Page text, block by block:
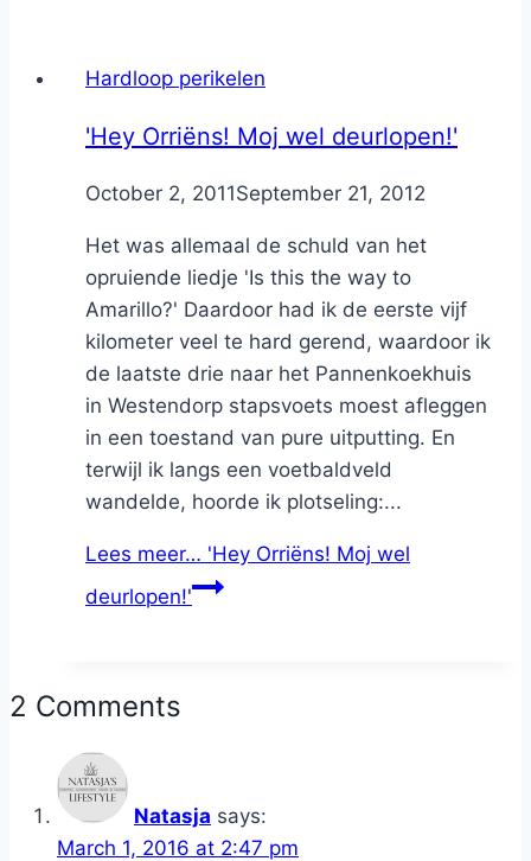
Hardloop perikelen
'Hey Orriëns! Moj wel deurlopen!'
ByNicole
October 2, 2011September 21, 2012
Het was allemaal de schuld van het
opruiende liedje 'Is this the way to
Amarillo?' Daardoor had ik de eerste vijf
kilometer veel te hard gerend, waardoor ik
de laatste drie naar het Pannenkoekhuis
in Westendorp stapsvoets moest afleggen
in een toestand van pure uitputting. En
terwijl ik langs een voetbaldveld
wandelde, hoorde ik plotseling:...
Lees meer… 'Hey Orriëns! Moj wel
deurlopen!'
2 Comments
Natasja says:
March 1, 2016 at 2:47 pm